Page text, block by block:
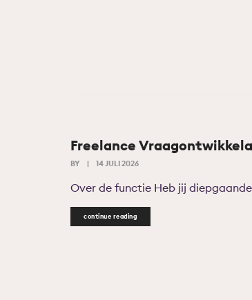
Freelance
BY | 14 JULI 2026
Over de functie Heb jij
continue reading